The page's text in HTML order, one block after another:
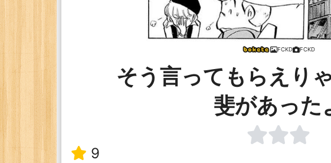
FCKD FCKD
そう言ってもらえり
斐があった
9